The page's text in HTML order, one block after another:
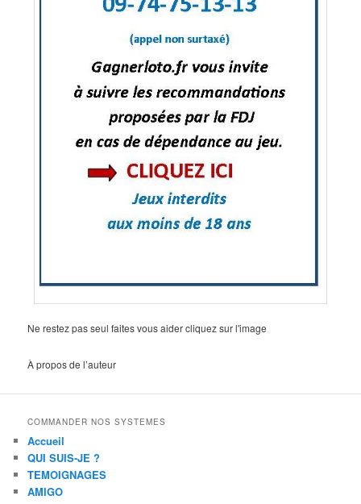
Ne restez pas seul faites vous aider cliquez sur l'image
À propos de l’auteur
COMMANDER NOS SYSTEMES
Accueil
QUI SUIS-JE ?
TEMOIGNAGES
AMIGO